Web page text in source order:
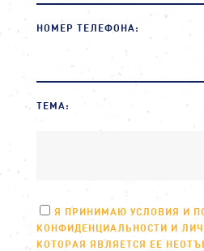
НОМЕР ТЕЛЕФОНА:
ТЕМА:
Я ПРИНИМАЮ УСЛОВИЯ И
КОНФИДЕНЦИАЛЬНОСТИ И
КОТОРАЯ ЯВЛЯЕТСЯ ЕЕ